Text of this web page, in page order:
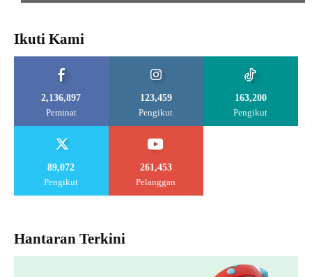
Ikuti Kami
2,136,897
Peminat
123,459
Pengikut
163,200
Pengikut
89,072
Pengikut
261,453
Pelanggan
Hantaran Terkini